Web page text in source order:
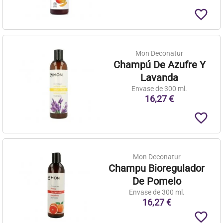
favorite_border
Mon Deconatur
Champú De Azufre Y
Lavanda
Envase de 300 ml.
16,27 €
favorite_border
Mon Deconatur
Champu Bioregulador
De Pomelo
Envase de 300 ml.
16,27 €
favorite_border